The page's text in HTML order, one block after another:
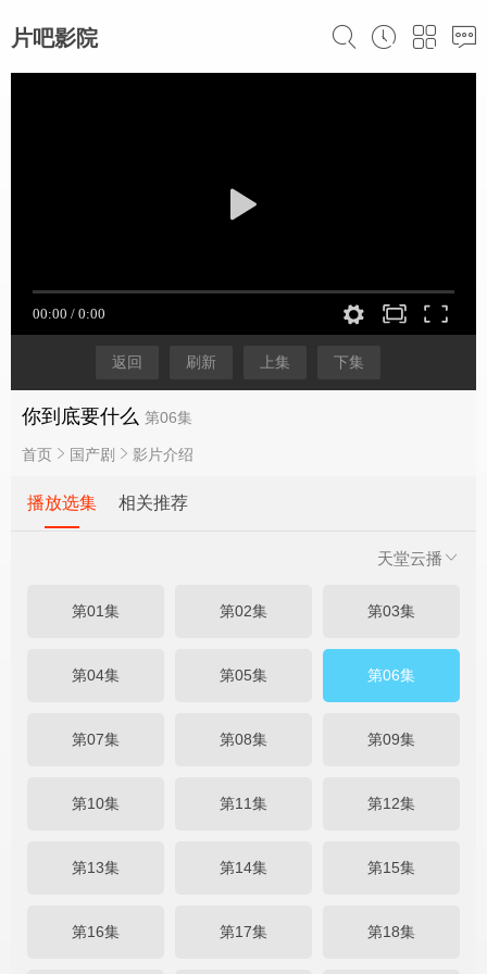
片吧影院
返回 刷新 上集 下集
你到底要什么 第06集
首页 国产剧 影片介绍
播放选集 相关推荐
天堂云播
第01集 第02集 第03集
第04集 第05集 第06集
第07集 第08集 第09集
第10集 第11集 第12集
第13集 第14集 第15集
第16集 第17集 第18集